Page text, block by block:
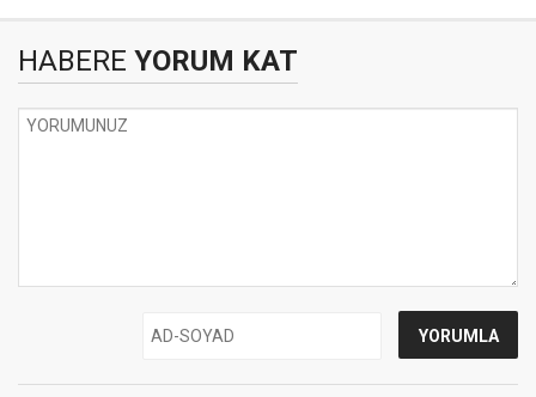
HABERE YORUM KAT